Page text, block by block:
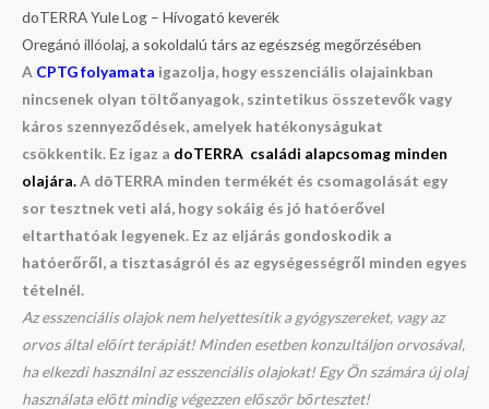
doTERRA Yule Log – Hívogató keverék
Oregánó illóolaj, a sokoldalú társ az egészség megőrzésében
A CPTG folyamata igazolja, hogy esszenciális olajainkban
nincsenek olyan töltőanyagok, szintetikus összetevők vagy
káros szennyeződések, amelyek hatékonyságukat
csökkentik. Ez igaz a doTERRA családi alapcsomag minden
olajára.A dōTERRA minden termékét és csomagolását egy
sor tesztnek veti alá, hogy sokáig és jó hatóerővel
eltarthatóak legyenek. Ez az eljárás gondoskodik a
hatóerőről, a tisztaságról és az egységességről minden egyes
tételnél.
Az esszenciális olajok nem helyettesítik a gyógyszereket, vagy az
orvos által előírt terápiát! Minden esetben konzultáljon orvosával,
ha elkezdi használni az esszenciális olajokat! Egy Ön számára új olaj
használata előtt mindig végezzen először bőrtesztet!